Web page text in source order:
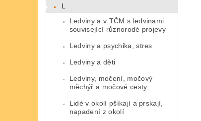
L
Ledviny a v TČM s ledvinami
související různorodé projevy
Ledviny a psychika, stres
Ledviny a děti
Ledviny, močení, močový
měchýř a močové cesty
Lidé v okolí pšíkají a prskají,
napadení z okolí